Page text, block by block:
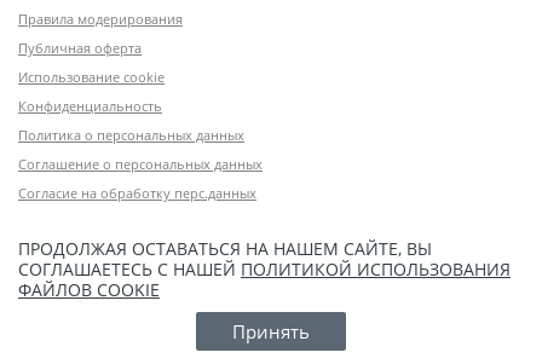
Правила модерирования
Публичная оферта
Использование cookie
Конфиденциальность
Политика о персональных данных
Соглашение о персональных данных
Согласие на обработку перс.данных
ПРОДОЛЖАЯ ОСТАВАТЬСЯ НА НАШЕМ САЙТЕ, ВЫ
СОГЛАШАЕТЕСЬ С НАШЕЙ ПОЛИТИКОЙ ИСПОЛЬЗОВАНИЯ
ФАЙЛОВ COOKIE
Принять